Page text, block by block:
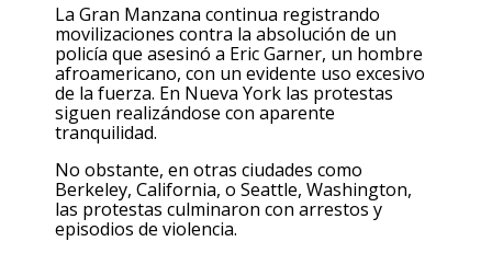
La Gran Manzana continua registrando
movilizaciones contra la absolución de un
policía que asesinó a Eric Garner, un hombre
afroamericano, con un evidente uso excesivo
de la fuerza. En Nueva York las protestas
siguen realizándose con aparente
tranquilidad.
No obstante, en otras ciudades como
Berkeley, California, o Seattle, Washington,
las protestas culminaron con arrestos y
episodios de violencia.